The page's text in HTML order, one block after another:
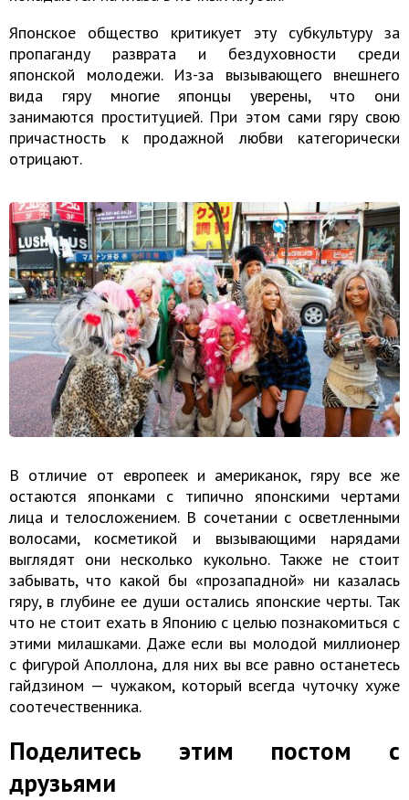
Японское общество критикует эту субкультуру за
пропаганду разврата и бездуховности среди
японской молодежи. Из-за вызывающего внешнего
вида гяру многие японцы уверены, что они
занимаются проституцией. При этом сами гяру свою
причастность к продажной любви категорически
отрицают.
В отличие от европеек и американок, гяру все же
остаются японками с типично японскими чертами
лица и телосложением. В сочетании с осветленными
волосами, косметикой и вызывающими нарядами
выглядят они несколько кукольно. Также не стоит
забывать, что какой бы «прозападной» ни казалась
гяру, в глубине ее души остались японские черты. Так
что не стоит ехать в Японию с целью познакомиться с
этими милашками. Даже если вы молодой миллионер
с фигурой Аполлона, для них вы все равно останетесь
гайдзином — чужаком, который всегда чуточку хуже
соотечественника.
Поделитесь этим постом с
друзьями